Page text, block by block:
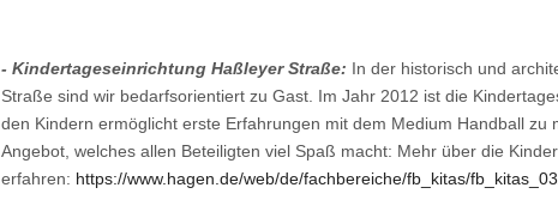
- Kindertageseinrichtung Haßleyer Straße: In der historisch und
Straße sind wir bedarfsorientiert zu Gast. Im Jahr 2012 ist die
den Kindern ermöglicht erste Erfahrungen mit dem Medium Handball
Angebot, welches allen Beteiligten viel Spaß macht: Mehr über die
erfahren: https://www.hagen.de/web/de/fachbereiche/fb_kitas/